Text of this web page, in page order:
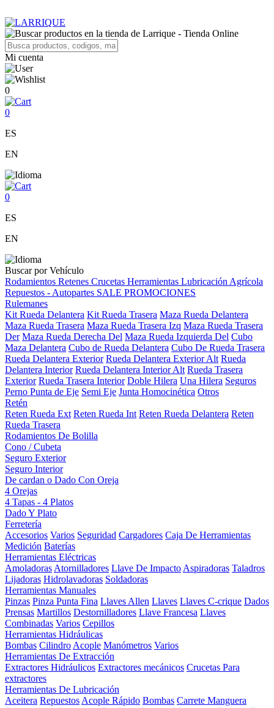
Mi cuenta
0
0
ES
EN
0
ES
EN
Buscar por Vehículo
Rodamientos Retenes Crucetas Herramientas Lubricación Agrícola
Repuestos - Autopartes SALE PROMOCIONES
Rulemanes
Kit Rueda Delantera Kit Rueda Trasera Maza Rueda Delantera
Maza Rueda Trasera Maza Rueda Trasera Izq Maza Rueda Trasera
Der Maza Rueda Derecha Del Maza Rueda Izquierda Del Cubo
Maza Delantera Cubo de Rueda Delantera Cubo De Rueda Trasera
Rueda Delantera Exterior Rueda Delantera Exterior Alt Rueda
Delantera Interior Rueda Delantera Interior Alt Rueda Trasera
Exterior Rueda Trasera Interior Doble Hilera Una Hilera Seguros
Perno Punta de Eje Semi Eje Junta Homocinética Otros
Retén
Reten Rueda Ext Reten Rueda Int Reten Rueda Delantera Reten
Rueda Trasera
Rodamientos De Bolilla
Cono / Cubeta
Seguro Exterior
Seguro Interior
De cardan o Dado Con Oreja
4 Orejas
4 Tapas - 4 Platos
Dado Y Plato
Ferretería
Accesorios Varios Seguridad Cargadores Caja De Herramientas
Medición Baterías
Herramientas Eléctricas
Amoladoras Atornilladores Llave De Impacto Aspiradoras Taladros
Lijadoras Hidrolavadoras Soldadoras
Herramientas Manuales
Pinzas Pinza Punta Fina Llaves Allen Llaves Llaves C-crique Dados
Prensas Martillos Destornilladores Llave Francesa Llaves
Combinadas Varios Cepillos
Herramientas Hidráulicas
Bombas Cilindro Acople Manómetros Varios
Herramientas De Extracción
Extractores Hidráulicos Extractores mecánicos Crucetas Para
extractores
Herramientas De Lubricación
Aceitera Repuestos Acople Rápido Bombas Carrete Manguera